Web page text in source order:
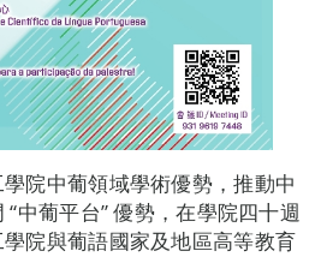
院中葡領域學術優勢，推動中
中葡平台” 優勢，在學院四十週
院與葡語國家及地區高等教育